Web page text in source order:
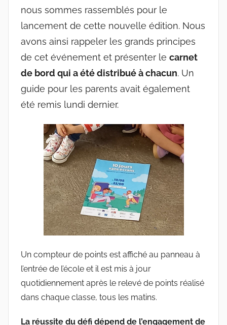
nous sommes rassemblés pour le
lancement de cette nouvelle édition. Nous
avons ainsi rappeler les grands principes
de cet événement et présenter le carnet
de bord qui a été distribué à chacun. Un
guide pour les parents avait également
été remis lundi dernier.
Un compteur de points est affiché au panneau à
l’entrée de l’école et il est mis à jour
quotidiennement après le relevé de points réalisé
dans chaque classe, tous les matins.
La réussite du défi dépend de l’engagement de